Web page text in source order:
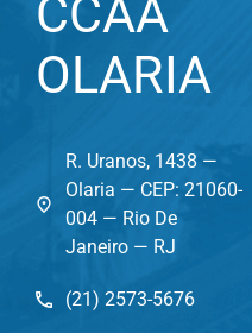
CCAA
OLARIA
R. Uranos, 1438 —
Olaria — CEP: 21060-
004 — Rio De
Janeiro — RJ
(21) 2573-5676